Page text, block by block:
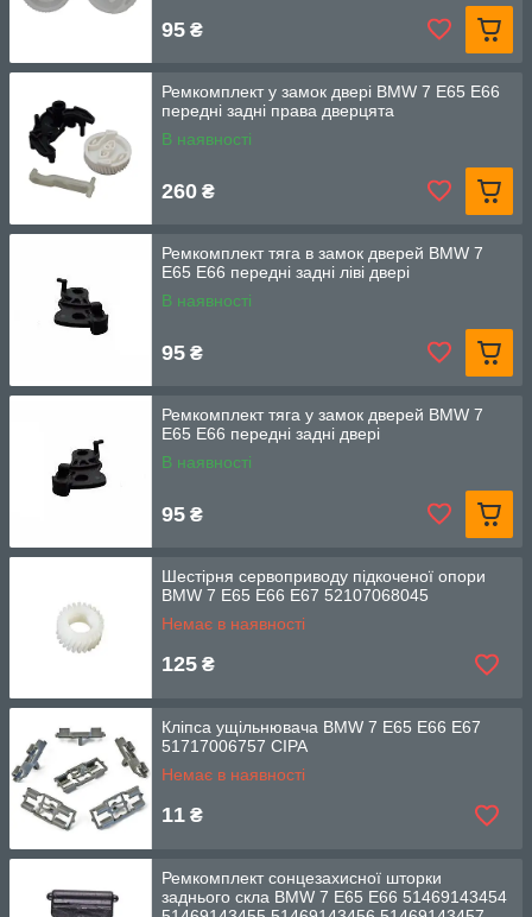
95 ₴
Ремкомплект у замок двері BMW 7 E65 E66
передні задні права дверцята
В наявності
260 ₴
Ремкомплект тяга в замок дверей BMW 7
E65 E66 передні задні ліві двері
В наявності
95 ₴
Ремкомплект тяга у замок дверей BMW 7
E65 E66 передні задні двері
В наявності
95 ₴
Шестірня сервоприводу підкоченої опори
BMW 7 E65 E66 E67 52107068045
Немає в наявності
125 ₴
Кліпса ущільнювача BMW 7 E65 E66 E67
51717006757 СІРА
Немає в наявності
11 ₴
Ремкомплект сонцезахисної шторки
заднього скла BMW 7 E65 E66 51469143454